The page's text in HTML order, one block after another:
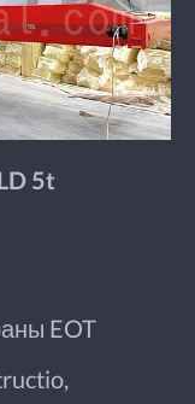
5t
EOT